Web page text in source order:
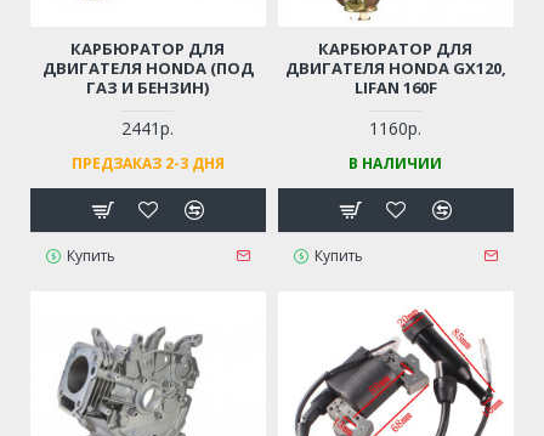
КАРБЮРАТОР ДЛЯ
ДВИГАТЕЛЯ HONDA (ПОД
ГАЗ И БЕНЗИН)
2441р.
ПРЕДЗАКАЗ 2-3 ДНЯ
Купить
КАРБЮРАТОР ДЛЯ
ДВИГАТЕЛЯ HONDA GX120,
LIFAN 160F
1160р.
В НАЛИЧИИ
Купить